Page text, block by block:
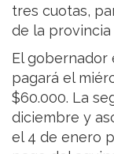
tres cuotas,
de la provincia
El gobernador
pagará el
$60.000. La
diciembre y
el 4 de enero